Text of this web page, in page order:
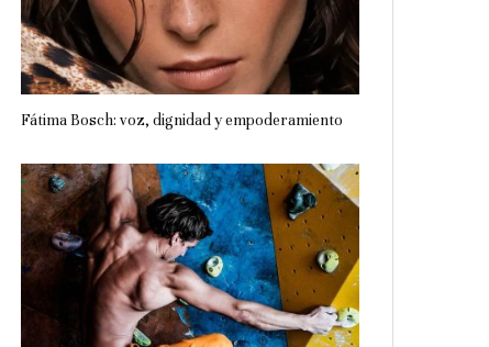
Fátima Bosch: voz, dignidad y empoderamiento